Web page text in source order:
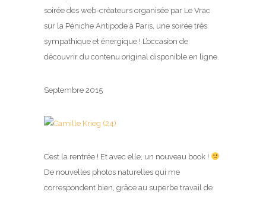
soirée des web-créateurs organisée par Le Vrac
sur la Péniche Antipode à Paris, une soirée très
sympathique et énergique ! L’occasion de
découvrir du contenu original disponible en ligne.
Septembre 2015
C’est la rentrée ! Et avec elle, un nouveau book !
De nouvelles photos naturelles qui me
correspondent bien, grâce au superbe travail de